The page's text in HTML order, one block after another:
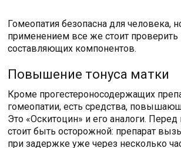
Гомеопатия безопасна для человека,
применением все же стоит проверить
составляющих компонентов.
Повышение тонуса матки
Кроме прогестероносодержащих
гомеопатии, есть средства,
Это «Оскитоцин» и его аналоги.
стоит быть осторожной: препарат
при задержке уже через несколько